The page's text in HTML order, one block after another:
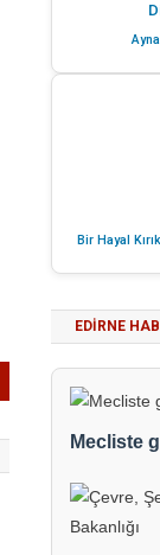
Bir Hayal
EDIRNE
Mecliste